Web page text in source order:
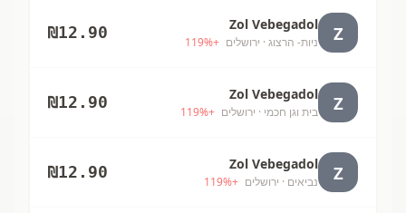
Z
Zol Vebegadol
ניות- הרצוג · ירושלים +
119%
₪12.90
Z
Zol Vebegadol
בית וגן חכמי · ירושלים +
119%
₪12.90
Z
Zol Vebegadol
נביאים · ירושלים +
119%
₪12.90